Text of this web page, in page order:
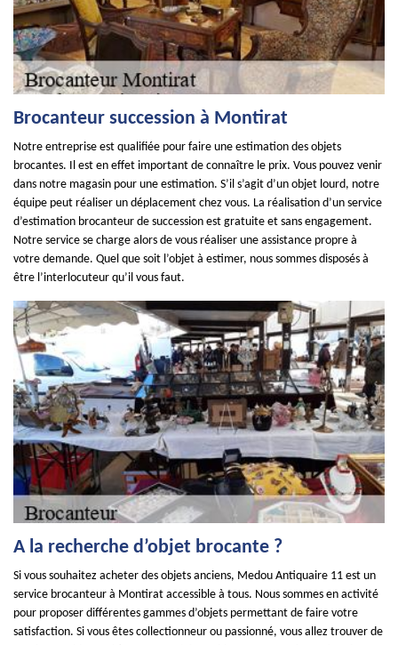
Brocanteur succession à Montirat
Notre entreprise est qualifiée pour faire une estimation des objets
brocantes. Il est en effet important de connaître le prix. Vous pouvez venir
dans notre magasin pour une estimation. S’il s’agit d’un objet lourd, notre
équipe peut réaliser un déplacement chez vous. La réalisation d’un service
d’estimation brocanteur de succession est gratuite et sans engagement.
Notre service se charge alors de vous réaliser une assistance propre à
votre demande. Quel que soit l’objet à estimer, nous sommes disposés à
être l’interlocuteur qu’il vous faut.
A la recherche d’objet brocante ?
Si vous souhaitez acheter des objets anciens, Medou Antiquaire 11 est un
service brocanteur à Montirat accessible à tous. Nous sommes en activité
pour proposer différentes gammes d’objets permettant de faire votre
satisfaction. Si vous êtes collectionneur ou passionné, vous allez trouver de